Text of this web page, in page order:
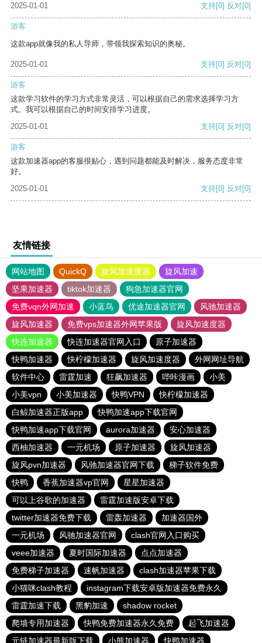
2025-01-01 支持[0] 反对[0]
游客
这款app就像我的私人导师，带领我探索知识的奥秘。
2025-01-01 支持[0] 反对[0]
游客
这款学习软件的学习方式非常灵活，可以根据自己的需求选择学习方
式。我可以根据自己的时间安排学习进度。
2025-01-01
支持[0] 反对[0]
游客
这款加速器app的客服很贴心，遇到问题都能及时解决，服务态度非常
好。
2025-01-01
支持[0] 反对[0]
友情链接
网站地图 QuickQ 旋风加速度器
旋风加速
坚果加速器
tiktok加速器
狗急加速器官网
免费vqn外网加速
小蓝鸟 优途加速器官网
风驰加速器
旋风加速器
免费vps加速器外网苹果版
旋风加速度器
快连加速器
快连加速器官网入口
原子加速器
快鸭加速器
快柠檬加速器 旋风加速度器
外网网址导航
软件中心
雷霆加速 狂飙加速器 哔咔漫画
小美
小美vpn
小美加速器 快鸭VPN
快柠檬加速器
白鲸加速器正版app
快鸭加速app下载官网
快鸭加速app下载官网
aurora加速器
安心加速器
西柚加速器
一元机场 原子加速器
旋风加速器
旋风pvn加速器
风驰加速器官网下载
梯子软件免费
快鸭
香蕉加速器vp官网
星星加速器
可以上谷歌的加速器
雷霆加速版安卓下载
twitter加速器免费下载
雷轰加速器
加速器国外
一元机场
风驰加速器官网
clash官网入口购买
veee加速器
夏时国际加速器
点点加速器
免费梯子加速器
速帆加速器
clash加速器苹果下载
小猫咪clash教程
instagram下载安卓版加速器免费永久
雷霆加速下载
黑豹加速
shadow rocket
爬墙专用加速器
快鸭免费加速器永久免费
起飞加速器
元链加速器最新版下载
小熊加速器 快鸭加速器